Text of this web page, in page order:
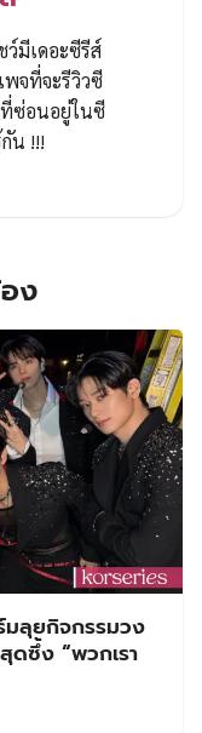
มีเดอะซีรีส์
พจที่จะรีวิวซี
ที่ซ่อนอยู่ในซี
น !!!
ง
มลุยกิจกรรมวง
ดซึ้ง “พวกเรา